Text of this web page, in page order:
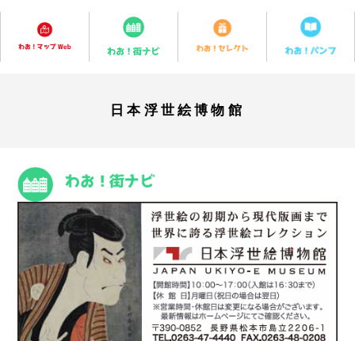
日本浮世絵博物館